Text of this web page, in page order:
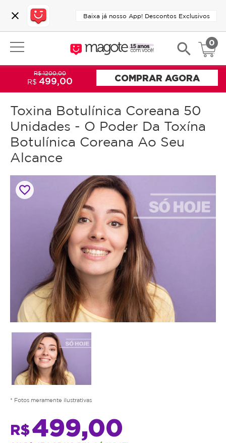
close Baixa já nosso App! Descontos Exclusivos
search 0
Toxina Botulínica Coreana 50
Unidades - O Poder Da Toxína
Botulínica Coreana Ao Seu
Alcance
favorite_border
* Fotos meramente ilustrativas
R$499,00
R$ 1200,00
R$499,00 COMPRAR AGORA